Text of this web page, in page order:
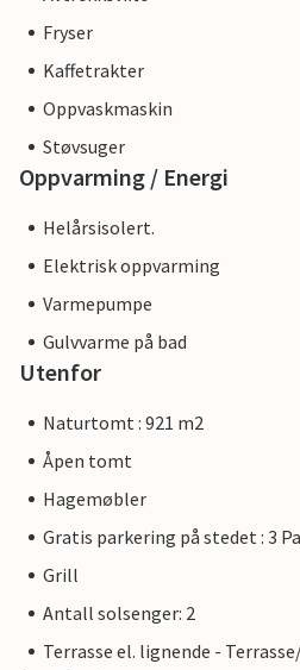
Fryser
Kaffetrakter
Oppvaskmaskin
Støvsuger
Oppvarming / Energi
Helårsisolert.
Elektrisk oppvarming
Varmepumpe
Gulvvarme på bad
Utenfor
Naturtomt : 921 m2
Åpen tomt
Hagemøbler
Gratis parkering på stedet : 3
Grill
Antall solsenger: 2
Terrasse el. lignende -